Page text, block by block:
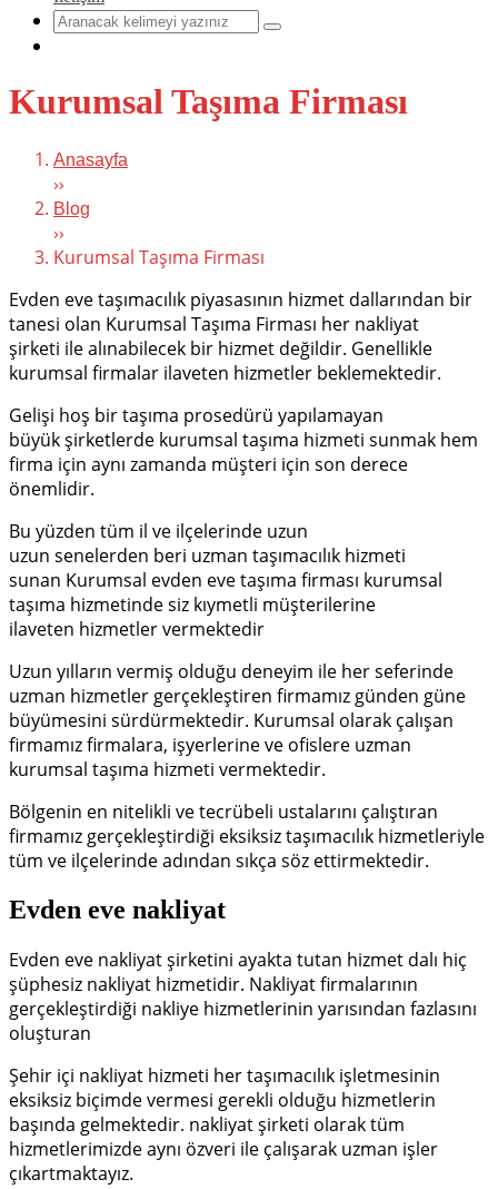
Kurumsal Taşıma Firması
Anasayfa
››
Blog
››
Kurumsal Taşıma Firması
Evden eve taşımacılık piyasasının hizmet dallarından bir
tanesi olan Kurumsal Taşıma Firması her nakliyat
şirketi ile alınabilecek bir hizmet değildir. Genellikle
kurumsal firmalar ilaveten hizmetler beklemektedir.
Gelişi hoş bir taşıma prosedürü yapılamayan
büyük şirketlerde kurumsal taşıma hizmeti sunmak hem
firma için aynı zamanda müşteri için son derece
önemlidir.
Bu yüzden tüm il ve ilçelerinde uzun
uzun senelerden beri uzman taşımacılık hizmeti
sunan Kurumsal evden eve taşıma firması kurumsal
taşıma hizmetinde siz kıymetli müşterilerine
ilaveten hizmetler vermektedir
Uzun yılların vermiş olduğu deneyim ile her seferinde
uzman hizmetler gerçekleştiren firmamız günden güne
büyümesini sürdürmektedir. Kurumsal olarak çalışan
firmamız firmalara, işyerlerine ve ofislere uzman
kurumsal taşıma hizmeti vermektedir.
Bölgenin en nitelikli ve tecrübeli ustalarını çalıştıran
firmamız gerçekleştirdiği eksiksiz taşımacılık hizmetleriyle
tüm ve ilçelerinde adından sıkça söz ettirmektedir.
Evden eve nakliyat
Evden eve nakliyat şirketini ayakta tutan hizmet dalı hiç
şüphesiz nakliyat hizmetidir. Nakliyat firmalarının
gerçekleştirdiği nakliye hizmetlerinin yarısından fazlasını
oluşturan
Şehir içi nakliyat hizmeti her taşımacılık işletmesinin
eksiksiz biçimde vermesi gerekli olduğu hizmetlerin
başında gelmektedir. nakliyat şirketi olarak tüm
hizmetlerimizde aynı özveri ile çalışarak uzman işler
çıkartmaktayız.